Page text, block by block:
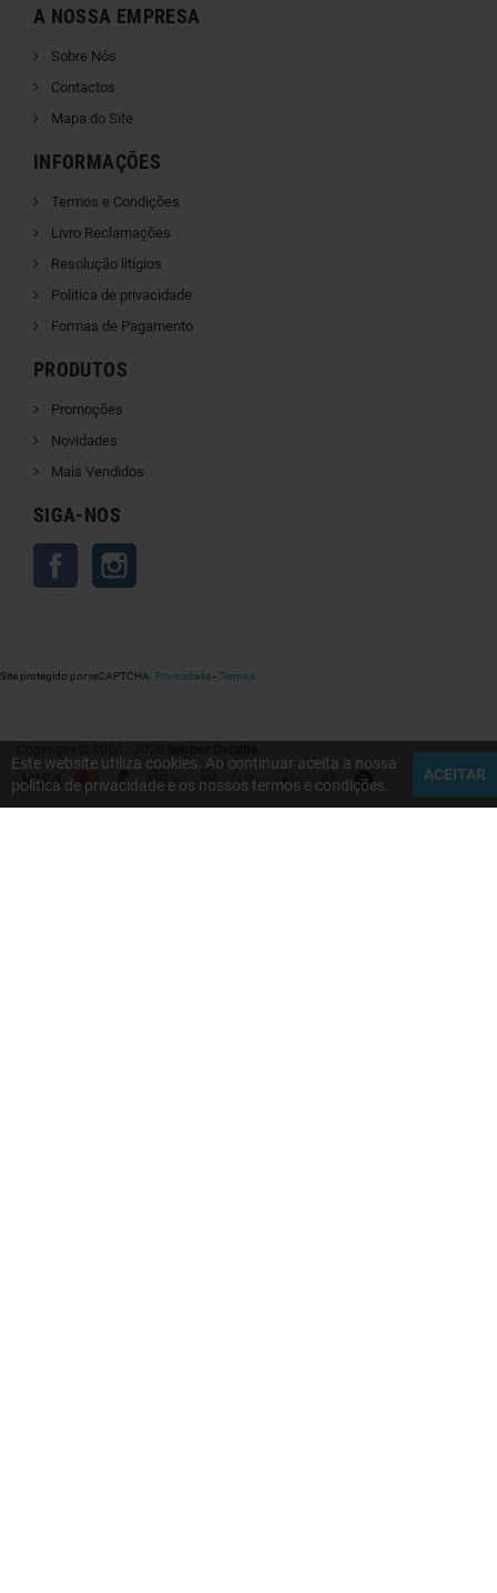
A NOSSA EMPRESA
Sobre Nós
Contactos
Mapa do Site
INFORMAÇÕES
Termos e Condições
Livro Reclamações
Resolução litígios
Politica de privacidade
Formas de Pagamento
PRODUTOS
Promoções
Novidades
Mais Vendidos
SIGA-NOS
Facebook
Site protegido por reCAPTCHA. Privacidade-Termos
Este website utiliza cookies. Ao continuar aceita a nossa
política de privacidade e os nossos termos e condições.
ACEITAR